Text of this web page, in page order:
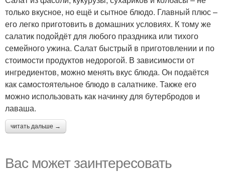
только вкусное, но ещё и сытное блюдо. Главный плюс –
его легко приготовить в домашних условиях. К тому же
салатик подойдёт для любого праздника или тихого
семейного ужина. Салат быстрый в приготовлении и по
стоимости продуктов недорогой. В зависимости от
ингредиентов, можно менять вкус блюда. Он подаётся
как самостоятельное блюдо в салатнике. Также его
можно использовать как начинку для бутербродов и
лаваша.
читать дальше →
Вас может заинтересовать